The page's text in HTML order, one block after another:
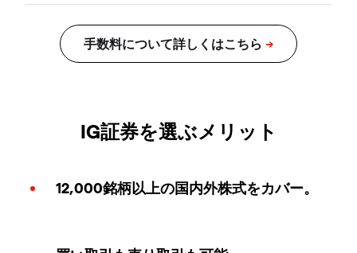
IG証券を選ぶメリット
12,000銘柄以上の国内外株式をカバー。